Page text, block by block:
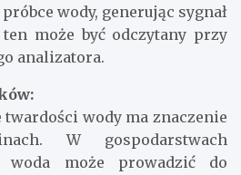
wody, generując sygnał
może być odczytany przy
analizatora.
twardości wody ma znaczenie
W gospodarstwach
woda może prowadzić do